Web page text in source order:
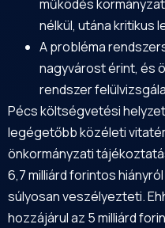
működés
nélkül, utána kritikus
A probléma
nagyvárost érint, és
rendszer
Pécs költségvetési
legégetőbb közéleti
önkormányzati
6,7 milliárd forintos
súlyosan veszélyezteti.
hozzájárul az 5 milliárd